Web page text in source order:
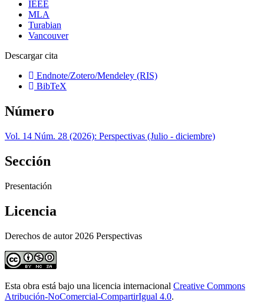
IEEE
MLA
Turabian
Vancouver
Descargar cita
Endnote/Zotero/Mendeley (RIS)
BibTeX
Número
Vol. 14 Núm. 28 (2026): Perspectivas (Julio - diciembre)
Sección
Presentación
Licencia
Derechos de autor 2026 Perspectivas
Esta obra está bajo una licencia internacional Creative Commons
Atribución-NoComercial-CompartirIgual 4.0.